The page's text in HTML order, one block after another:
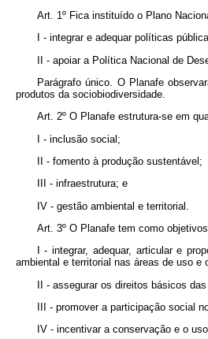
Art. 1º Fica instituído o Plano
I - integrar e adequar políticas
II - apoiar a Política Nacional de
Parágrafo único. O Planafe
produtos da sociobiodiversidade.
Art. 2º O Planafe estrutura-se em
I - inclusão social;
II - fomento à produção sustentável;
III - infraestrutura; e
IV - gestão ambiental e territorial.
Art. 3º O Planafe tem como
I - integrar, adequar, articular e
ambiental e territorial nas áreas de uso
II - assegurar os direitos básicos
III - promover a participação social
IV - incentivar a conservação e o